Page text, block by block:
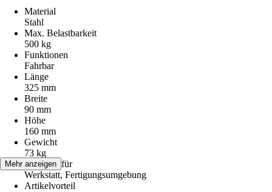
Material
Stahl
Max. Belastbarkeit
500 kg
Funktionen
Fahrbar
Länge
325 mm
Breite
90 mm
Höhe
160 mm
Gewicht
73 kg
Geeignet für
Werkstatt, Fertigungsumgebung
Artikelvorteil
Mehr anzeigen